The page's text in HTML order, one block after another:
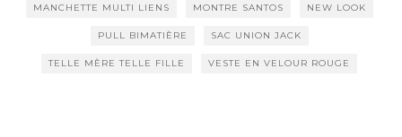
MANCHETTE MULTI LIENS MONTRE SANTOS NEW LOOK
PULL BIMATIÈRE SAC UNION JACK
TELLE MÈRE TELLE FILLE VESTE EN VELOUR ROUGE